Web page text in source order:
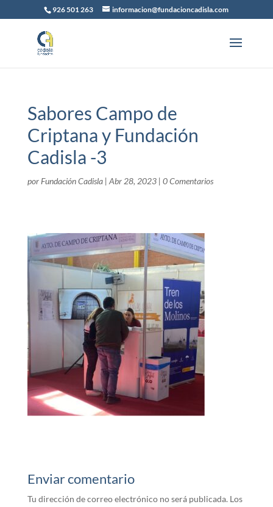
926 501 263 informacion@fundacioncadisla.com
Sabores Campo de
Criptana y Fundación
Cadisla -3
por Fundación Cadisla| Abr 28, 2023| 0 Comentarios
Enviar comentario
Tu dirección de correo electrónico no será publicada. Los